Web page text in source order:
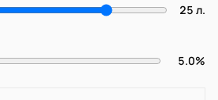
25 л.
5.0%